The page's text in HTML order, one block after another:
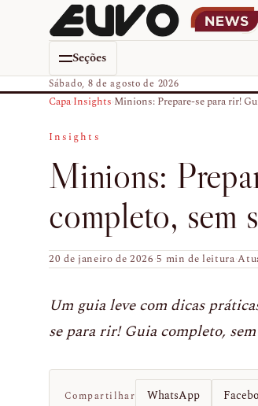
Seções
Sábado, 8 de agosto de 2026
Capa›Insights›Minions: Prepare-se para rir!
Insights
Minions:
completo, sem
20 de janeiro de 2026·5 min de leitura·
Um guia leve com dicas
se para rir! Guia completo,
Compartilhar WhatsApp